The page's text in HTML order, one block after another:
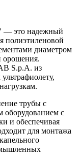
— это надежный
полиэтиленовой
диаметром
орошения.
S.p.A. из
трубы с
оборудованием с
и обеспечивая
для монтажа